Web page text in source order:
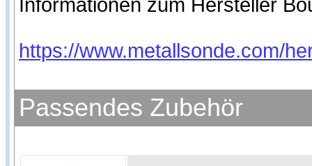
https://www.google.de/intl/de/policies/
Informationen zum Hersteller
https://www.metallsonde.com/
Passendes Zubehör